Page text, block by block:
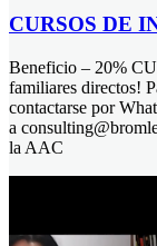
CURSOS DE
Beneficio – 20%
familiares directos!
contactarse por
a
la AAC